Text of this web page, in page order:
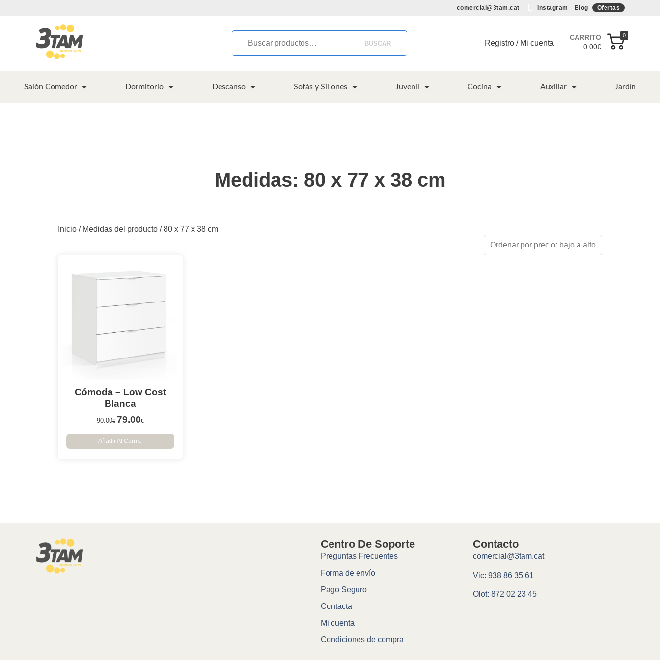
comercial@3tam.cat Instagram Blog Ofertas
BUSCAR Registro / Mi cuenta
CARRITO
0.00€
0
Salón Comedor Dormitorio Descanso Sofás y Sillones Juvenil Cocina Auxiliar Jardín
Medidas: 80 x 77 x 38 cm
Inicio/ Medidas del producto / 80 x 77 x 38 cm
Cómoda – Low Cost
Blanca
90.00€ 79.00€
Añadir Al Carrito
Contacto
comercial@3tam.cat
Vic: 938 86 35 61
Olot: 872 02 23 45
Centro De Soporte
Preguntas Frecuentes
Forma de envío
Pago Seguro
Contacta
Mi cuenta
Condiciones de compra